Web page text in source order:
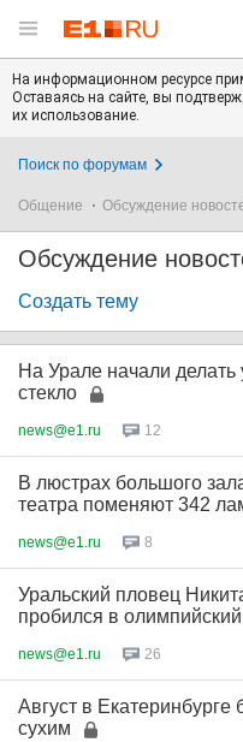
На информационном ресурсе
Оставаясь на сайте, вы
их использование.
Поиск по форумам
Общение Обсуждение
Обсуждение
Создать тему
На Урале начали делать
стекло
news@e1.ru 12
В люстрах большого
театра поменяют 342
news@e1.ru 8
Уральский пловец
пробился в
news@e1.ru 26
Август в Екатеринбурге
сухим